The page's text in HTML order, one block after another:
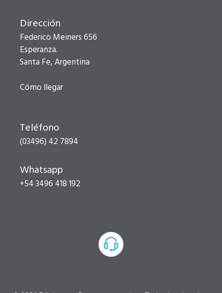
Dirección
Federico Meiners 656
Esperanza.
Santa Fe, Argentina
Cómo llegar
Teléfono
(03496) 42 7894
Whatsapp
+54 3496 418 192